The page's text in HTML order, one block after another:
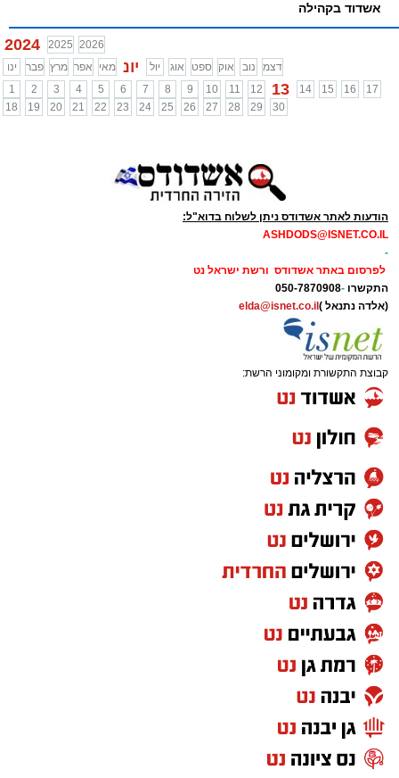
אשדוד בקהילה
2024 2025 2026
ינו
פבר מרץ אפר מאי יונ יול אוג ספט אוק נוב
דצמ
1
2 3 4 5 6 7 8 9 10 11 12 13 14 15 16
17
18
19 20 21 22 23 24 25 26 27 28 29 30
הודעות לאתר אשדודס ניתן לשלוח בדוא"ל:
ASHDODS@ISNET.CO.IL
-
לפרסום באתר אשדודס ורשת ישראל נט
התקשרו -
050-7870908
(אלדה נתנאל ) elda@isnet.co.il
קבוצת התקשורת ומקומוני הרשת: